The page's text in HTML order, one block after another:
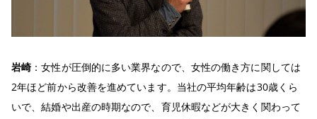
岩崎 ：女性が圧倒的に多い業界なので、女性の働き方に関しては
2年ほど前から改善を進めています。当社の平均年齢は30歳くら
いで、結婚や出産の時期なので、育児休暇などが大きく関わって